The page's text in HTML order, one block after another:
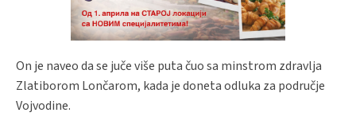
On je naveo da se juče više puta čuo sa minstrom zdravlja
Zlatiborom Lončarom, kada je doneta odluka za područje
Vojvodine.